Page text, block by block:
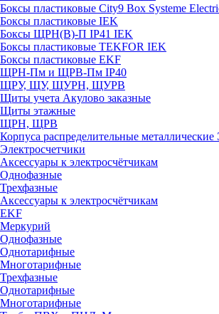
Боксы пластиковые City9 Box Systeme
Боксы пластиковые IEK
Боксы ЩРН(В)-П IP41 IEK
Боксы пластиковые TEKFOR IEK
Боксы пластиковые EKF
ЩРН-Пм и ЩРВ-Пм IP40
ЩРУ, ЩУ, ЩУРН, ЩУРВ
Щиты учета Акулово заказные
Щиты этажные
ЩРН, ЩРВ
Корпуса распределительные
Электросчетчики
Аксессуары к электросчётчикам
Однофазные
Трехфазные
Аксессуары к электросчётчикам
EKF
Меркурий
Однофазные
Однотарифные
Многотарифные
Трехфазные
Однотарифные
Многотарифные